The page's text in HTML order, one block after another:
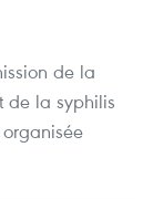
de la
de la syphilis